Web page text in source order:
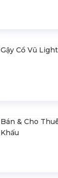
Gậy Cổ Vũ
Bán & Cho
Khấu